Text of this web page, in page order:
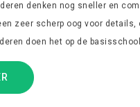
denken nog sneller en
zeer scherp oog voor
doen het op de